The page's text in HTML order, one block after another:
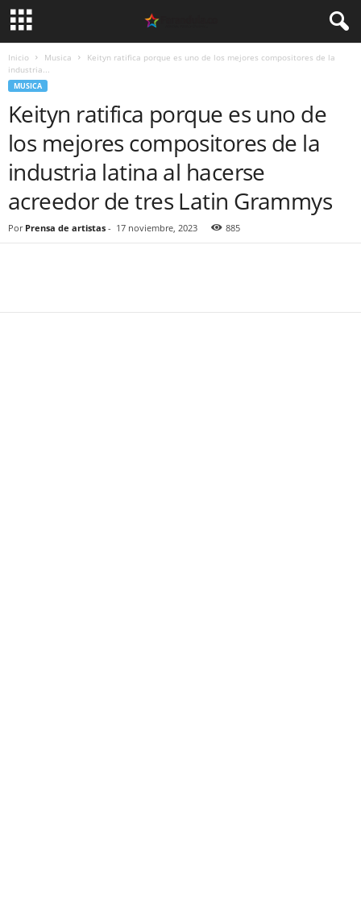
Inicio Musica
Keityn ratifica porque es uno de los mejores compositores de la
industria...
MUSICA
Keityn ratifica porque es uno de
los mejores compositores de la
industria latina al hacerse
acreedor de tres Latin Grammys
Por Prensa de artistas - 17 noviembre, 2023 885